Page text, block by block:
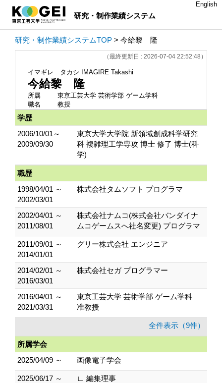
研究・制作業績システム
English
研究・制作業績システムTOP > 今給黎 隆
（最終更新日 : 2026-07-04 22:52:48）
イマギレ タカシ IMAGIRE Takashi
今給黎 隆
所属
東京工芸大学 芸術学部 ゲーム学科
職名
教授
学歴
2006/10/01～
2009/09/30
東京大学大学院 新領域創成科学研究
科 複雑理工学専攻 博士 修了 博士(科
学)
職歴
1998/04/01 ～
2002/03/01
株式会社タムソフト プログラマ
2002/04/01 ～
2011/08/01
株式会社ナムコ(株式会社バンダイナ
ムコゲームスへ社名変更) プログラマ
2011/09/01 ～
2014/01/01
グリー株式会社 エンジニア
2014/02/01 ～
2016/03/01
株式会社セガ プログラマー
2016/04/01 ～
2021/03/31
東京工芸大学 芸術学部 ゲーム学科
准教授
全件表示（9件）
所属学会
2025/04/09 ～
画像電子学会
2025/06/17 ～ ∟ 編集理事